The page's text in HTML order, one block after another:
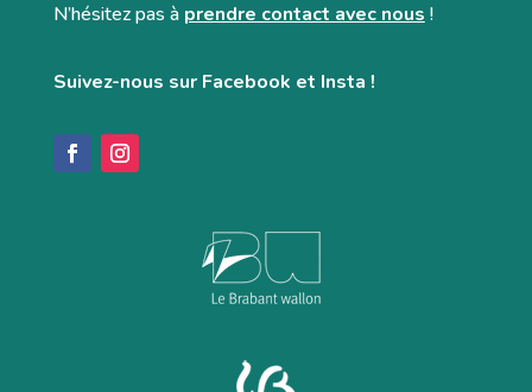
N’hésitez pas à prendre contact avec nous !
Suivez-nous sur Facebook et Insta !